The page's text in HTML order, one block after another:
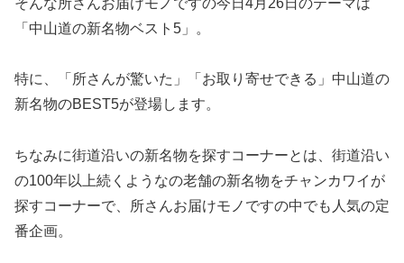
「中山道の新名物ベスト5」。
特に、「所さんが驚いた」「お取り寄せできる」中山道の
新名物のBEST5が登場します。
ちなみに街道沿いの新名物を探すコーナーとは、街道沿い
の100年以上続くようなの老舗の新名物をチャンカワイが
探すコーナーで、所さんお届けモノですの中でも人気の定
番企画。